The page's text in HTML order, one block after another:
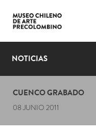
LENGUAJE
PLANIFICA TU VISITA
EXPOSICIONES
NOTICIAS
CUENCO GRABADO
08 JUNIO 2011